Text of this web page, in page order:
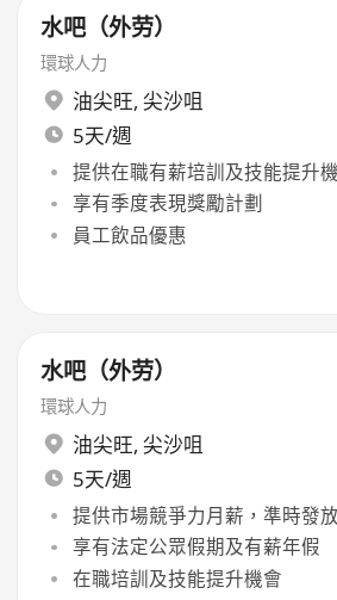
水吧（外劳）
環球人力
油尖旺, 尖沙咀
5天/週
提供在職有薪培訓及技能提升
享有季度表現獎勵計劃
員工飲品優惠
水吧（外劳）
環球人力
油尖旺, 尖沙咀
5天/週
提供市場競爭力月薪，準時發放
享有法定公眾假期及有薪年假
在職培訓及技能提升機會